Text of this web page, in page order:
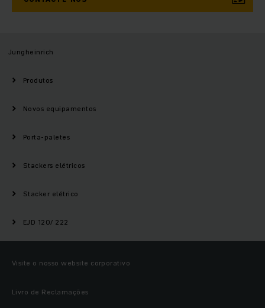
Jungheinrich
Produtos
Novos equipamentos
Porta-paletes
Stackers elétricos
Stacker elétrico
EJD 120/ 222
Visite o nosso website corporativo
Livro de Reclamações